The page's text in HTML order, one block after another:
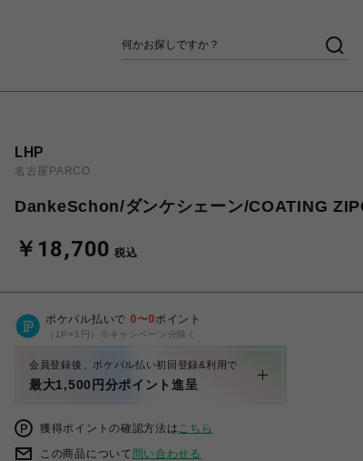
LHP
名古屋PARCO
DankeSchon/ダンケシェーン/COATING
￥18,700 税込
ポケパル払いで 0〜0ポイント
（1P=1円）※キャンペーン分除く
会員登録後、ポケパル払い初回登録&利用で
最大1,500円分ポイント進呈
獲得ポイントの確認方法はこちら
この商品について 問い合わせる